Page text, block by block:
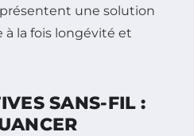
une solution
la fois longévité et
SANS-FIL :